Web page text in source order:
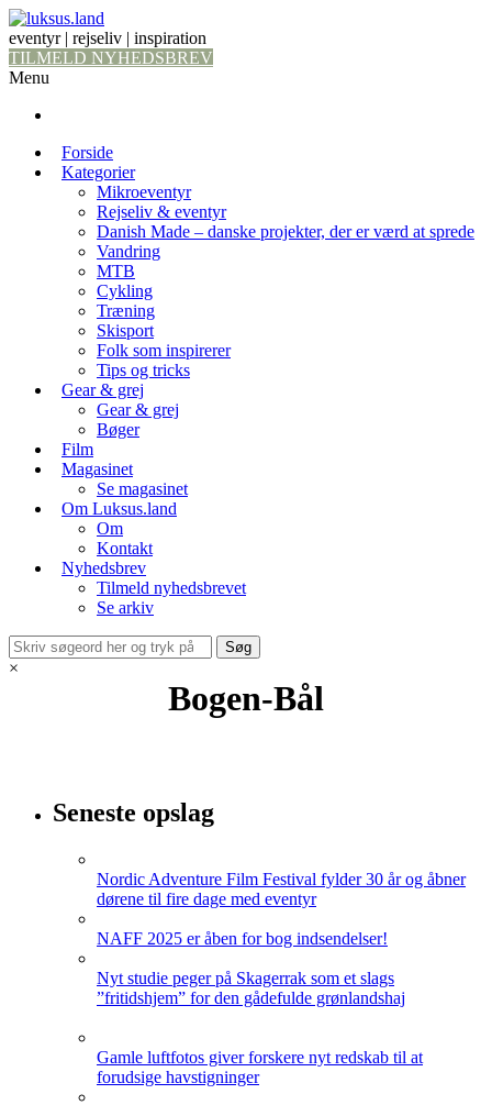
eventyr | rejseliv | inspiration
TILMELD NYHEDSBREV
Menu
Forside
Kategorier
Mikroeventyr
Rejseliv & eventyr
Danish Made – danske projekter, der er værd at sprede
Vandring
MTB
Cykling
Træning
Skisport
Folk som inspirerer
Tips og tricks
Gear & grej
Gear & grej
Bøger
Film
Magasinet
Se magasinet
Om Luksus.land
Om
Kontakt
Nyhedsbrev
Tilmeld nyhedsbrevet
Se arkiv
×
Bogen-Bål
Seneste opslag
Nordic Adventure Film Festival fylder 30 år og åbner
dørene til fire dage med eventyr
NAFF 2025 er åben for bog indsendelser!
Nyt studie peger på Skagerrak som et slags
”fritidshjem” for den gådefulde grønlandshaj
Gamle luftfotos giver forskere nyt redskab til at
forudsige havstigninger